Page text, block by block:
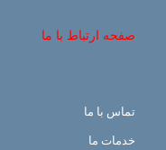
صفحه ارتباط با ما
تماس با ما
خدمات ما